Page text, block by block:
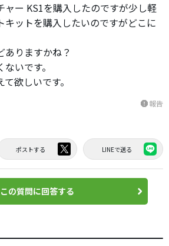
ャー KS1を購入したのですが少し軽
キットを購入したいのですがどこに
ありますかね？
いです。
欲しいです。
report報告
ポストする LINEで送る
この質問に回答する